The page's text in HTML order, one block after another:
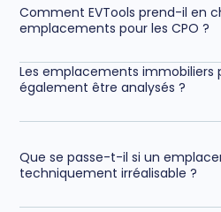
Comment EVTools prend-il en
emplacements pour les CPO ?
Les emplacements immobiliers
également être analysés ?
Que se passe-t-il si un
techniquement irréalisable ?